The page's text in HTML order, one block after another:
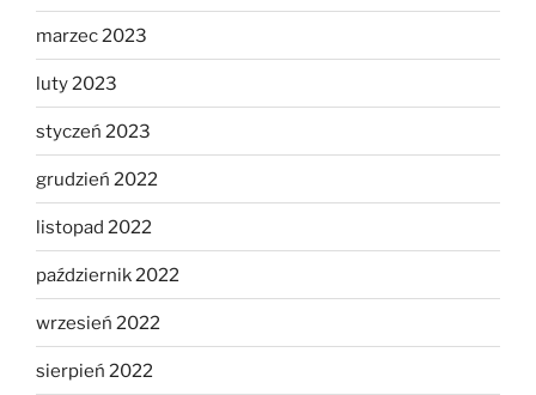
marzec 2023
luty 2023
styczeń 2023
grudzień 2022
listopad 2022
październik 2022
wrzesień 2022
sierpień 2022